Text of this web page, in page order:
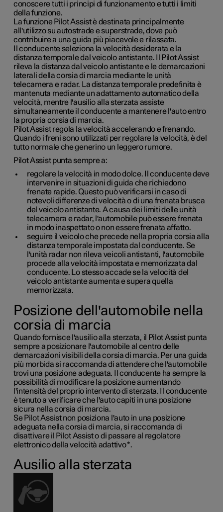
conoscere tutti i principi di funzionamento e tutti i limiti
della funzione.
La funzione Pilot Assist è destinata principalmente
all'utilizzo su autostrade e superstrade, dove può
contribuire a una guida più piacevole e rilassata.
Il conducente seleziona la velocità desiderata e la
distanza temporale dal veicolo antistante. Il Pilot Assist
rileva la distanza dal veicolo antistante e le demarcazioni
laterali della corsia di marcia mediante le unità
telecamera e radar. La distanza temporale predefinita è
mantenuta mediante un adattamento automatico della
velocità, mentre l'ausilio alla sterzata assiste
simultaneamente il conducente a mantenere l'auto entro
la propria corsia di marcia.
Pilot Assist regola la velocità accelerando e frenando.
Quando i freni sono utilizzati per regolare la velocità, è del
tutto normale che generino un leggero rumore.
Pilot Assist punta sempre a:
regolare la velocità in modo dolce. Il conducente deve
intervenire in situazioni di guida che richiedono
frenate rapide. Questo può verificarsi in caso di
notevoli differenze di velocità o di una frenata brusca
del veicolo antistante. A causa dei limiti delle unità
telecamera e radar, l'automobile può essere frenata
in modo inaspettato o non essere frenata affatto.
seguire il veicolo che precede nella propria corsia alla
distanza temporale impostata dal conducente. Se
l'unità radar non rileva veicoli antistanti, l'automobile
procede alla velocità impostata e memorizzata dal
conducente. Lo stesso accade se la velocità del
veicolo antistante aumenta e supera quella
memorizzata.
Posizione dell'automobile nella
corsia di marcia
Quando fornisce l'ausilio alla sterzata, il Pilot Assist punta
sempre a posizionare l'automobile al centro delle
demarcazioni visibili della corsia di marcia. Per una guida
più morbida si raccomanda di attendere che l'automobile
trovi una posizione adeguata. Il conducente ha sempre la
possibilità di modificare la posizione aumentando
l'intensità del proprio intervento di sterzata. Il conducente
è tenuto a verificare che l'auto capiti in una posizione
sicura nella corsia di marcia.
Se Pilot Assist non posiziona l'auto in una posizione
adeguata nella corsia di marcia, si raccomanda di
disattivare il Pilot Assist o di passare al regolatore
elettronico della velocità adattivo*.
Ausilio alla sterzata